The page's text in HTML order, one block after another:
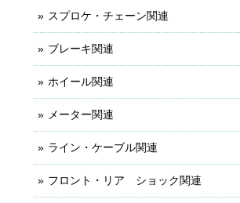
スプロケ・チェーン関連
ブレーキ関連
ホイール関連
メーター関連
ライン・ケーブル関連
フロント・リア ショック関連